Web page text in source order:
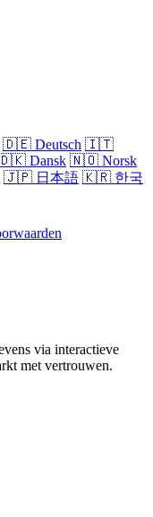
🇩🇪 Deutsch 🇮🇹
Dansk 🇳🇴 Norsk
🇯🇵 日本語 🇰🇷 한국
via interactieve
met vertrouwen.